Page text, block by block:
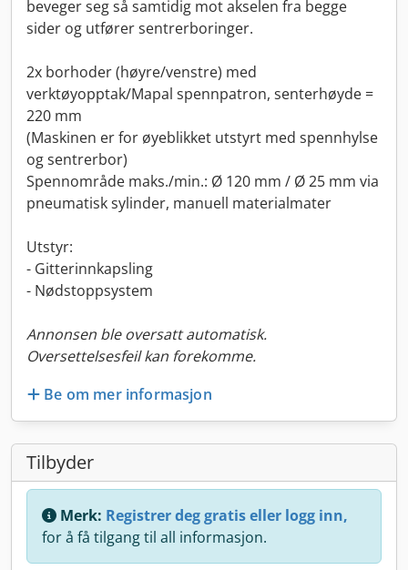
beveger seg så samtidig mot akselen fra begge
sider og utfører sentrerboringer.
2x borhoder (høyre/venstre) med
verktøyopptak/Mapal spennpatron, senterhøyde =
220 mm
(Maskinen er for øyeblikket utstyrt med spennhylse
og sentrerbor)
Spennområde maks./min.: Ø 120 mm / Ø 25 mm via
pneumatisk sylinder, manuell materialmater
Utstyr:
- Gitterinnkapsling
- Nødstoppsystem
Annonsen ble oversatt automatisk.
Oversettelsesfeil kan forekomme.
Be om mer informasjon
Tilbyder
Merk: Registrer deg gratis eller logg inn,
for å få tilgang til all informasjon.